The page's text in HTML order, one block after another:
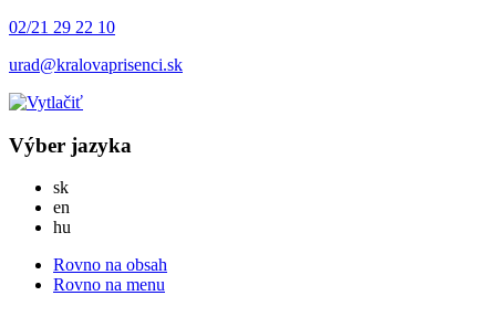
02/21 29 22 10
urad@kralovaprisenci.sk
Výber jazyka
skSlovensky
en
hu
Rovno na obsah
Rovno na menu